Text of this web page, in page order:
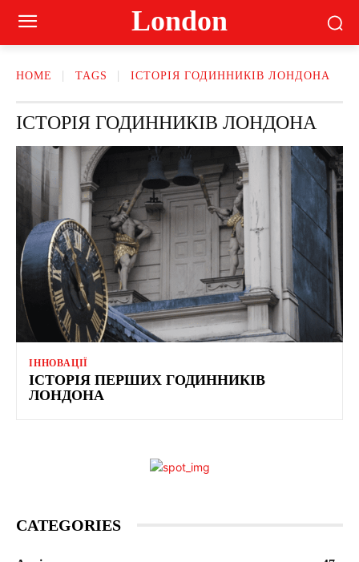
London
HOME TAGS ІСТОРІЯ ГОДИННИКІВ ЛОНДОНА
ІСТОРІЯ ГОДИННИКІВ ЛОНДОНА
ІННОВАЦІЇ
ІСТОРІЯ ПЕРШИХ ГОДИННИКІВ
ЛОНДОНА
CATEGORIES